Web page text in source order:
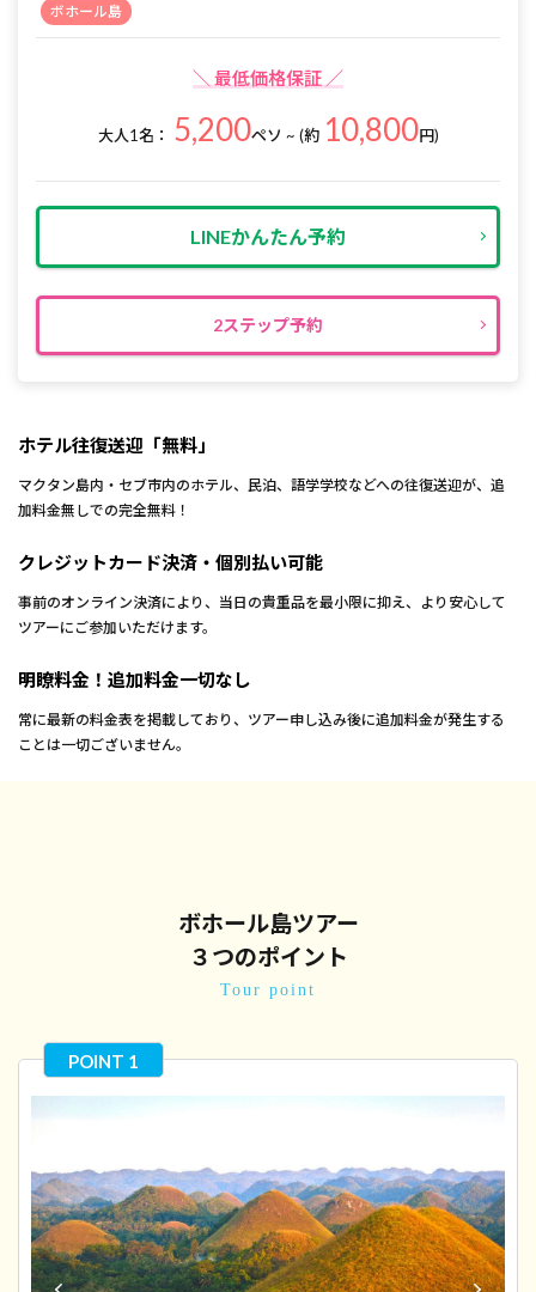
ボホール島
＼ 最低価格保証 ／
大人1名： 5,200ペソ ~ (約 10,800円)
LINEかんたん予約
2ステップ予約
ホテル往復送迎「無料」
マクタン島内・セブ市内のホテル、民泊、語学学校などへの往復送迎が、追
加料金無しでの完全無料！
クレジットカード決済・個別払い可能
事前のオンライン決済により、当日の貴重品を最小限に抑え、より安心して
ツアーにご参加いただけます。
明瞭料金！追加料金一切なし
常に最新の料金表を掲載しており、ツアー申し込み後に追加料金が発生する
ことは一切ございません。
ボホール島ツアー
３つのポイント
Tour point